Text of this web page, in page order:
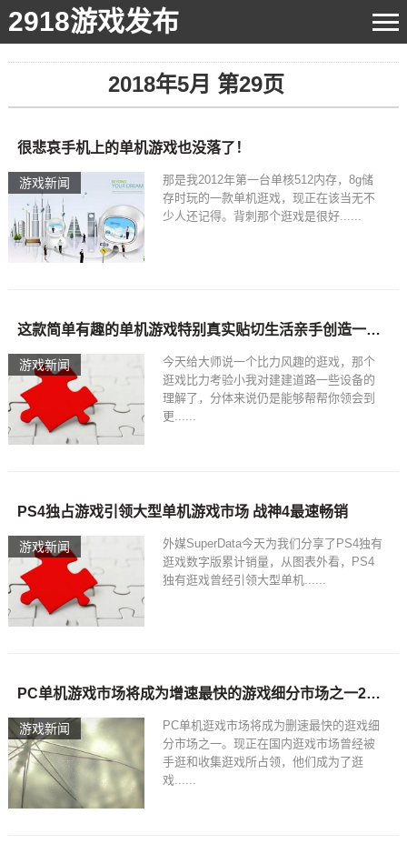
2918游戏发布
2018年5月 第29页
游戏新闻
很悲哀手机上的单机游戏也没落了！
那是我2012年第一台单核512内存，8g储
存时玩的一款单机逛戏，现正在该当无不
少人还记得。背刺那个逛戏是很好......
游戏新闻
这款简单有趣的单机游戏特别真实贴切生活亲手创造一个城市吧？
今天给大师说一个比力风趣的逛戏，那个
逛戏比力考验小我对建建道路一些设备的
理解了，分体来说仍是能够帮帮你领会到
更......
游戏新闻
PS4独占游戏引领大型单机游戏市场 战神4最速畅销
外媒SuperData今天为我们分享了PS4独有
逛戏数字版累计销量，从图表外看，PS4
独有逛戏曾经引领大型单机......
游戏新闻
PC单机游戏市场将成为增速最快的游戏细分市场之一2018-05-19
PC单机逛戏市场将成为删速最快的逛戏细
分市场之一。现正在国内逛戏市场曾经被
手逛和收集逛戏所占领，他们成为了逛
戏......